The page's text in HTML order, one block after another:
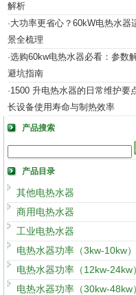
解析
·大功率更省心？60kW电热水器
景全梳理
·选购60kw电热水器必看：参数
避坑指南
·1500 升电热水器的日常维护要
长设备使用寿命与制热效率
产品搜索
产品目录
其他电热水器
商用电热水器
工业电热水器
电热水器功率（3kw-10kw）
电热水器功率（12kw-24kw）
电热水器功率（30kw-48kw）